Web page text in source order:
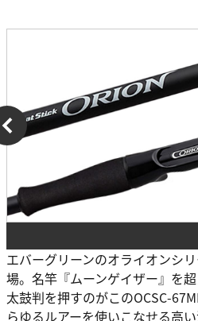
エバーグリーンのオライオンシ
場。名竿『ムーンゲイザー』を
太鼓判を押すのがこのOCSC-
らゆるルアーを使いこなせる高